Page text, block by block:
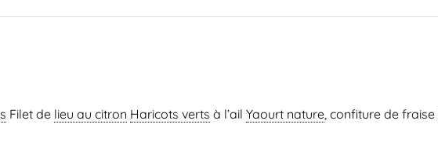
Filet de lieu au citron Haricots verts à l’ail Yaourt nature, confiture de fraise